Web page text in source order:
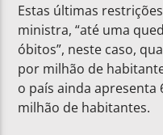
Estas últimas
ministra, “até uma
óbitos”, neste caso,
por milhão de
o país ainda
milhão de habitantes.